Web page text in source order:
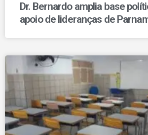
Dr. Bernardo amplia base
apoio de lideranças de